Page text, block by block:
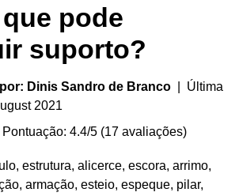
pode
suporto?
Dinis Sandro de Branco | Última
2021
Pontuação: 4.4/5 (17 avaliações)
estrutura, alicerce, escora, arrimo,
armação, esteio, espeque, pilar,